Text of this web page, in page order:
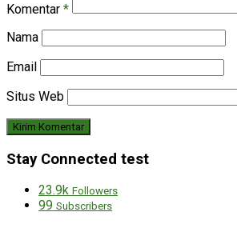
Komentar *
Nama
Email
Situs Web
Stay Connected test
23.9k Followers
99 Subscribers